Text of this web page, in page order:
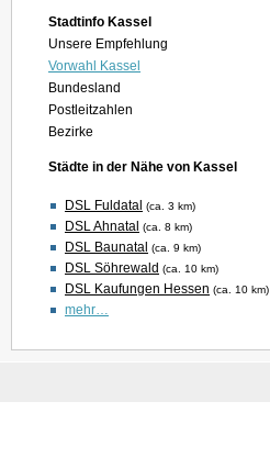
Stadtinfo Kassel
Unsere Empfehlung
Vorwahl Kassel
Bundesland
Postleitzahlen
Bezirke
Städte in der Nähe von Kassel
DSL Fuldatal (ca. 3 km)
DSL Ahnatal (ca. 8 km)
DSL Baunatal (ca. 9 km)
DSL Söhrewald (ca. 10 km)
DSL Kaufungen Hessen (ca. 10 km)
mehr…